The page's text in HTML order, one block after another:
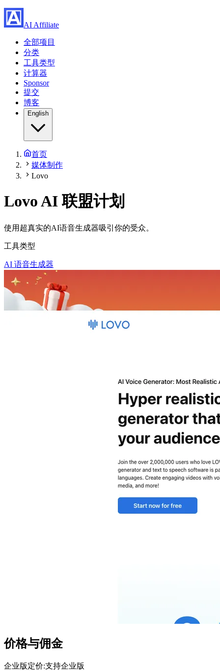
AI Affiliate
全部项目
分类
工具类型
计算器
Sponsor
提交
博客
English
首页
媒体制作
Lovo
LovoAI 联盟计划
使用超真实的AI语音生成器吸引你的受众。
工具类型
AI 语音生成器
价格与佣金
企业版定价:支持企业版